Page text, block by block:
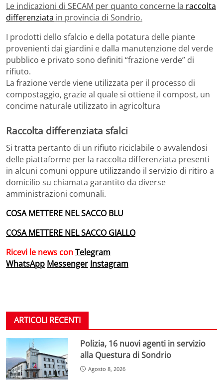
Le indicazioni di SECAM per quanto concerne la raccolta
differenziata in provincia di Sondrio.
I prodotti dello sfalcio e della potatura delle piante
provenienti dai giardini e dalla manutenzione del verde
pubblico e privato sono definiti “frazione verde” di
rifiuto.
La frazione verde viene utilizzata per il processo di
compostaggio, grazie al quale si ottiene il compost, un
concime naturale utilizzato in agricoltura
Raccolta differenziata sfalci
Si tratta pertanto di un rifiuto riciclabile o avvalendosi
delle piattaforme per la raccolta differenziata presenti
in alcuni comuni oppure utilizzando il servizio di ritiro a
domicilio su chiamata garantito da diverse
amministrazioni comunali.
COSA METTERE NEL SACCO BLU
COSA METTERE NEL SACCO GIALLO
Ricevi le news conTelegram
WhatsApp Messenger Instagram
ARTICOLI RECENTI
Polizia, 16 nuovi agenti in servizio
alla Questura di Sondrio
Agosto 8, 2026